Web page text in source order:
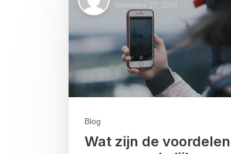
novembre 27, 2024
Blog
Wat zijn de voordelen